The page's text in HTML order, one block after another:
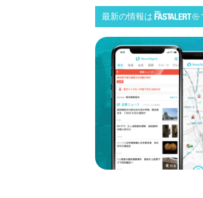
最新の情報は